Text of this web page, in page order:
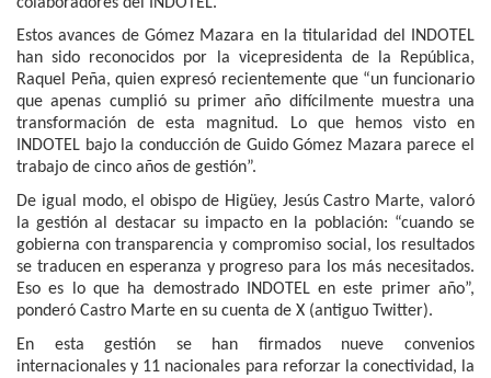
Estos avances de Gómez Mazara en la titularidad del INDOTEL
han sido reconocidos por la vicepresidenta de la República,
Raquel Peña, quien expresó recientemente que “un funcionario
que apenas cumplió su primer año difícilmente muestra una
transformación de esta magnitud. Lo que hemos visto en
INDOTEL bajo la conducción de Guido Gómez Mazara parece el
trabajo de cinco años de gestión”.
De igual modo, el obispo de Higüey, Jesús Castro Marte, valoró
la gestión al destacar su impacto en la población: “cuando se
gobierna con transparencia y compromiso social, los resultados
se traducen en esperanza y progreso para los más necesitados.
Eso es lo que ha demostrado INDOTEL en este primer año”,
ponderó Castro Marte en su cuenta de X (antiguo Twitter).
En esta gestión se han firmados nueve convenios
internacionales y 11 nacionales para reforzar la conectividad, la